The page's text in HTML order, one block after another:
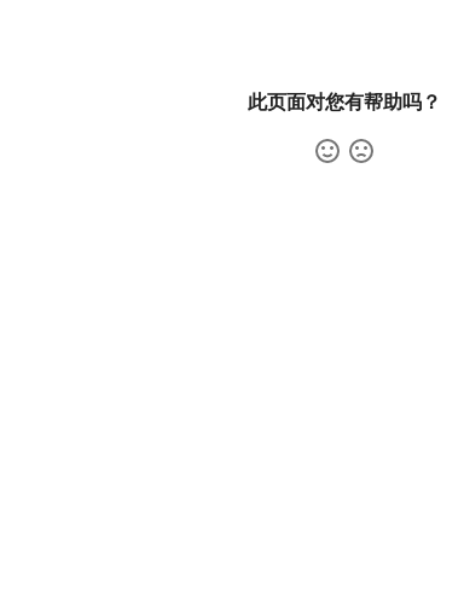
此页面对您有帮助吗？